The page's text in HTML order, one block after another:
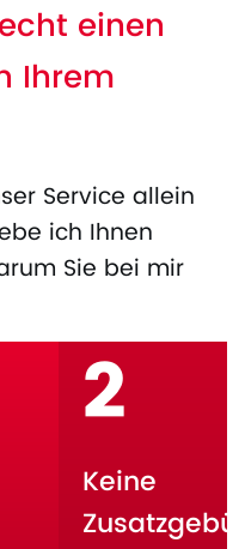
einen
Ihrem
Service allein
ich Ihnen
Sie bei mir
2
Keine